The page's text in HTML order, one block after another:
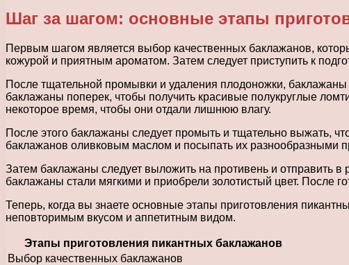
Шаг за шагом: основные этапы
Первым шагом является выбор качественных баклажанов,
кожурой и приятным ароматом. Затем следует приступить к
После тщательной промывки и удаления плодоножки, баклажаны
баклажаны поперек, чтобы получить красивые полукруглые
некоторое время, чтобы они отдали лишнюю влагу.
После этого баклажаны следует промыть и тщательно выжать,
баклажанов оливковым маслом и посыпать их разнообразными
Затем баклажаны следует выложить на противень и отправить
баклажаны стали мягкими и приобрели золотистый цвет. После
Теперь, когда вы знаете основные этапы приготовления
неповторимым вкусом и аппетитным видом.
Этапы приготовления пикантных баклажанов
Выбор качественных баклажанов